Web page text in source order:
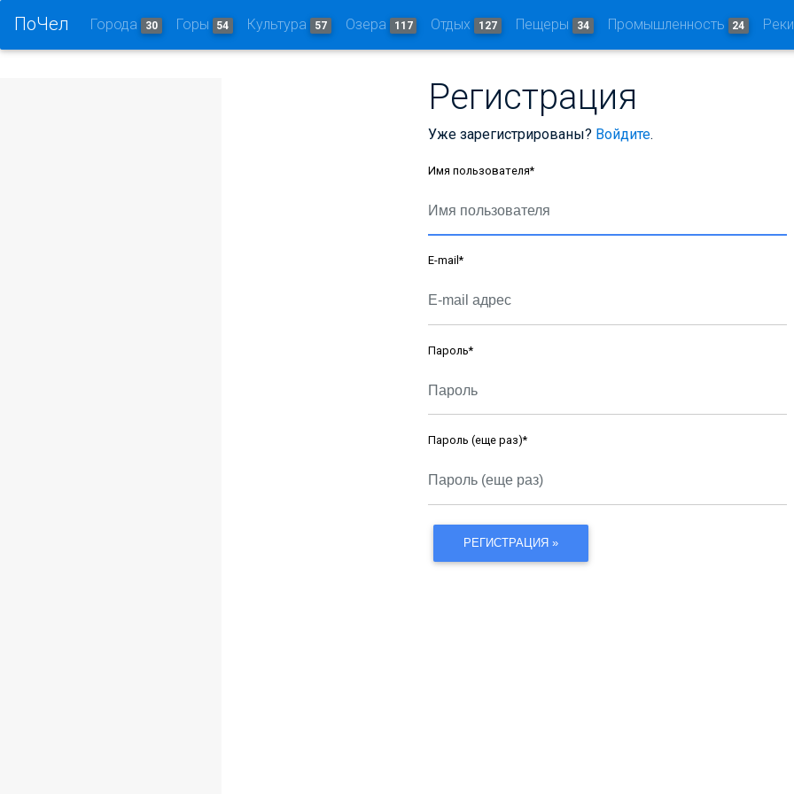
ПоЧел Города 30 Горы 54 Культура 57 Озера 117 Отдых 127 Пещеры 34 Промышленность 24
Регистрация
Уже зарегистрированы? Войдите.
Имя пользователя*
E-mail*
Пароль*
Пароль (еще раз)*
РЕГИСТРАЦИЯ »